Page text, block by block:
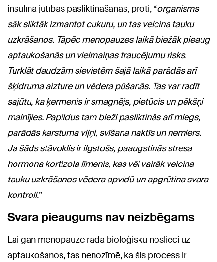
insulīna jutības pasliktināšanās, proti, “organisms
sāk sliktāk izmantot cukuru, un tas veicina tauku
uzkrāšanos. Tāpēc menopauzes laikā biežāk pieaug
aptaukošanās un vielmaiņas traucējumu risks.
Turklāt daudzām sievietēm šajā laikā parādās arī
šķidruma aizture un vēdera pūšanās. Tas var radīt
sajūtu, ka ķermenis ir smagnējs, pietūcis un pēkšņi
mainījies. Papildus tam bieži pasliktinās arī miegs,
parādās karstuma viļņi, svīšana naktīs un nemiers.
Ja šāds stāvoklis ir ilgstošs, paaugstinās stresa
hormona kortizola līmenis, kas vēl vairāk veicina
tauku uzkrāšanos vēdera apvidū un apgrūtina svara
kontroli.”
Svara pieaugums nav neizbēgams
Lai gan menopauze rada bioloģisku noslieci uz
aptaukošanos, tas nenozīmē, ka šis process ir